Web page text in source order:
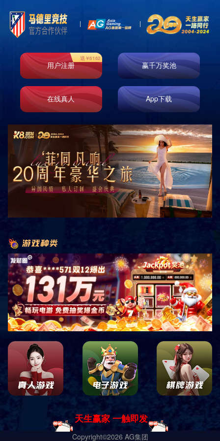
Product
产品中心